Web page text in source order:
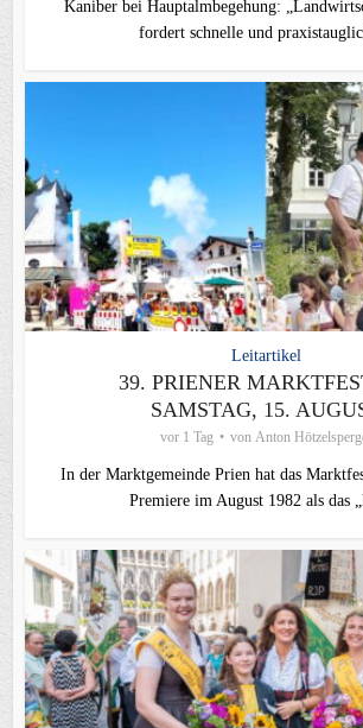
Kaniber bei Hauptalmbegehung:
fordert schnelle und
Leitartikel
39. PRIENER
SAMSTAG, 15.
vor 1 Tag von Anton
In der Marktgemeinde Prien hat das
Premiere im August 1982 als das